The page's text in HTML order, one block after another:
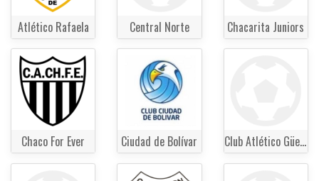
Atlético Rafaela Central Norte Chacarita Juniors
Chaco For Ever Ciudad de Bolívar Club Atlético Güemes